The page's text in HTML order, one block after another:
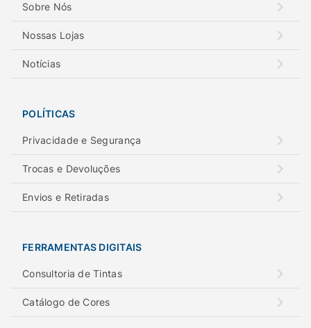
Sobre Nós
Nossas Lojas
Notícias
POLÍTICAS
Privacidade e Segurança
Trocas e Devoluções
Envios e Retiradas
FERRAMENTAS DIGITAIS
Consultoria de Tintas
Catálogo de Cores